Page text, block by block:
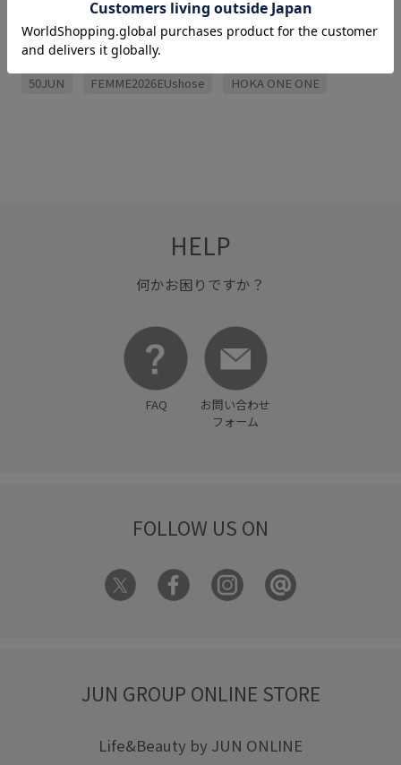
関連タグ
50JUN FEMME2026EUshose HOKA ONE ONE
HELP
何かお困りですか？
FAQ
お問い合わせ
フォーム
FOLLOW US ON
JUN GROUP ONLINE STORE
Life&Beauty by JUN ONLINE